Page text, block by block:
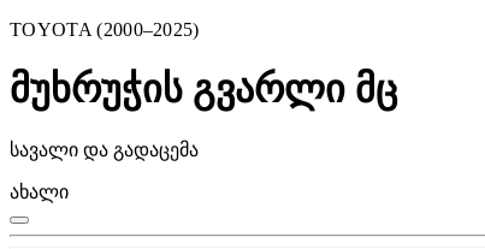
TOYOTA (2000–2025)
მუხრუჭის გვარლი მც
სავალი და გადაცემა
ახალი